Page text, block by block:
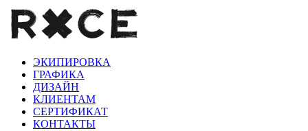
ЭКИПИРОВКА
ГРАФИКА
ДИЗАЙН
КЛИЕНТАМ
СЕРТИФИКАТ
КОНТАКТЫ